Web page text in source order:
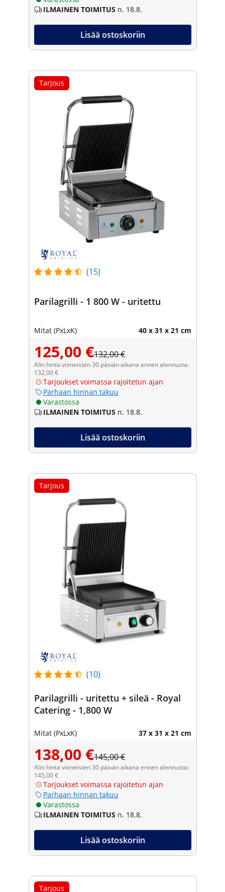
ILMAINEN TOIMITUS n. 18.8.
Lisää ostoskoriin
Tarjous
(15)
Parilagrilli - 1 800 W - uritettu
Mitat (PxLxK) 40 x 31 x 21 cm
125,00 €132,00 €
Alin hinta viimeisten 30 päivän aikana ennen alennusta:
132,00 €
Tarjoukset voimassa rajoitetun ajan
Parhaan hinnan takuu
Varastossa
ILMAINEN TOIMITUS n. 18.8.
Lisää ostoskoriin
Tarjous
(10)
Parilagrilli - uritettu + sileä - Royal
Catering - 1,800 W
Mitat (PxLxK) 37 x 31 x 21 cm
138,00 €145,00 €
Alin hinta viimeisten 30 päivän aikana ennen alennusta:
145,00 €
Tarjoukset voimassa rajoitetun ajan
Parhaan hinnan takuu
Varastossa
ILMAINEN TOIMITUS n. 18.8.
Lisää ostoskoriin
Tarjous